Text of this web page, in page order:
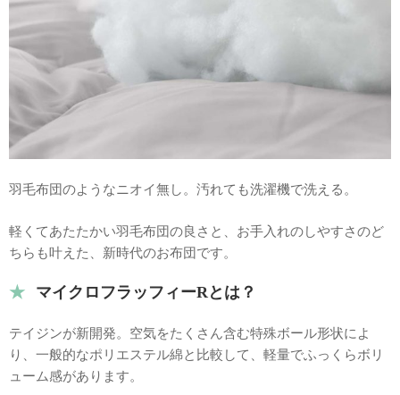
羽毛布団のようなニオイ無し。汚れても洗濯機で洗える。
軽くてあたたかい羽毛布団の良さと、お手入れのしやすさのど
ちらも叶えた、新時代のお布団です。
マイクロフラッフィーRとは？
テイジンが新開発。空気をたくさん含む特殊ボール形状によ
り、一般的なポリエステル綿と比較して、軽量でふっくらボリ
ューム感があります。